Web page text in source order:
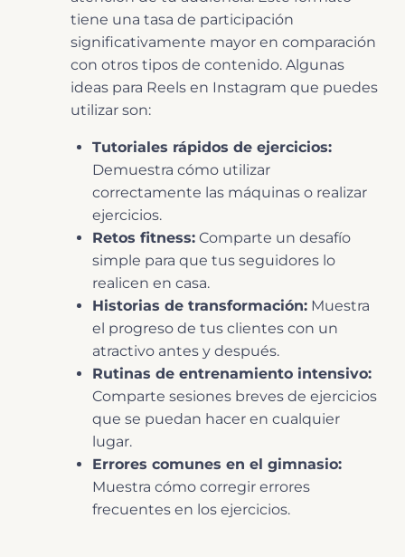
tiene una tasa de participación
significativamente mayor en comparación
con otros tipos de contenido. Algunas
ideas para Reels en Instagram que puedes
utilizar son:
Tutoriales rápidos de ejercicios:
Demuestra cómo utilizar
correctamente las máquinas o realizar
ejercicios.
Retos fitness: Comparte un desafío
simple para que tus seguidores lo
realicen en casa.
Historias de transformación: Muestra
el progreso de tus clientes con un
atractivo antes y después.
Rutinas de entrenamiento intensivo:
Comparte sesiones breves de ejercicios
que se puedan hacer en cualquier
lugar.
Errores comunes en el gimnasio:
Muestra cómo corregir errores
frecuentes en los ejercicios.